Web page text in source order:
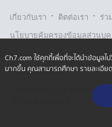
เกี่ยวกับเรา · ติตต่อเรา · ร่ว
นโยบายคุ้มครองข้อมูลส่วนบุ
นโยบายคุ้มครองข้อมูลส่วนบุ
รับเรื่องร้องเรียน
Copyright © 2026 Bangkok
Ch7.com ใช้คุกกี้เพื่อที่จะได้นำข้อมูลไ
มากขึ้น คุณสามารถศึกษา รายละเอีย